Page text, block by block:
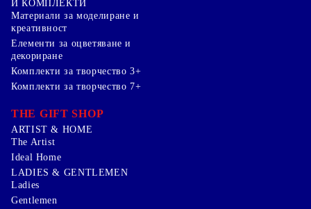
И КОМПЛЕКТИ
Mатериали за моделиране и
креативност
Елементи за оцветяване и
декориране
Комплекти за творчество 3+
Комплекти за творчество 7+
THE GIFT SHOP
ARTIST & HOME
The Artist
Ideal Home
LADIES & GENTLEMEN
Ladies
Gentlemen